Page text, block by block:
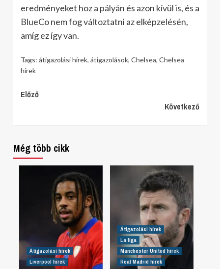
eredményeket hoz a pályán és azon kívül is, és a
BlueCo nem fog változtatni az elképzelésén,
amíg ez így van.
Tags: átigazolási hírek, átigazolások, Chelsea, Chelsea
hírek
Continue
Előző
Következő
Még több cikk
Átigazolási hírek
Liverpool hírek
Átigazolási hírek
La liga
Manchester United hírek
Real Madrid hírek